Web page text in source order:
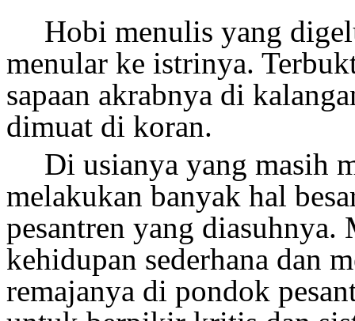
Hobi menulis yang
menular ke istrinya.
sapaan akrabnya di
dimuat di koran.
Di usianya yang masih
melakukan banyak hal
pesantren yang
kehidupan sederhana dan
remajanya di pondok